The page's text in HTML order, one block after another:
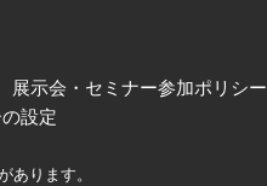
展示会・セミナー参加ポリシー
設定
ります。